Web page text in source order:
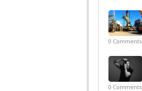
0 Comments
0 Comments